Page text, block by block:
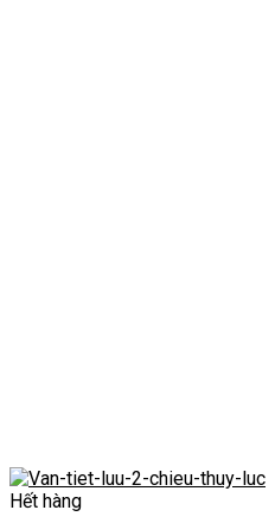
Hết hàng